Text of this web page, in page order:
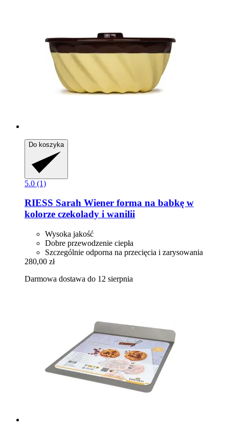
Do koszyka
5.0 (1)
RIESS Sarah Wiener forma na babkę w
kolorze czekolady i wanilii
Wysoka jakość
Dobre przewodzenie ciepła
Szczególnie odporna na przecięcia i zarysowania
280,00 zł
Darmowa dostawa do 12 sierpnia